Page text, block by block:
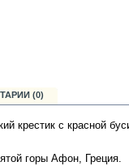
(0)
крестик с красной
горы Афон, Греция.